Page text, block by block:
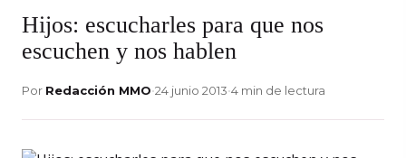
Hijos: escucharles para que nos
escuchen y nos hablen
Por Redacción MMO•24 junio 2013•4 min de lectura